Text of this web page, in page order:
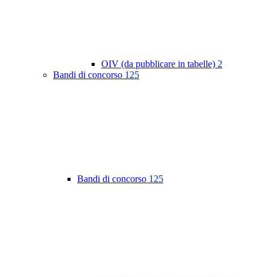
OIV (da pubblicare in tabelle) 2
Bandi di concorso 125
Bandi di concorso 125